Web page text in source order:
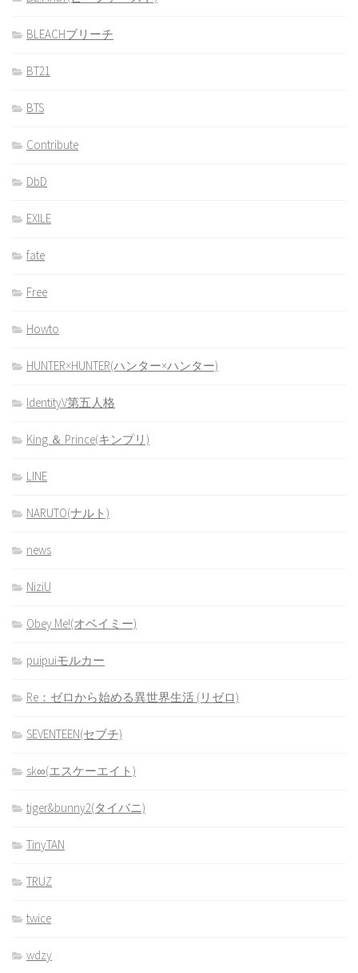
BLEACHブリーチ
BT21
BTS
Contribute
DbD
EXILE
fate
Free
Howto
HUNTER×HUNTER(ハンター×ハンター)
IdentityV第五人格
King ＆ Prince(キンプリ)
LINE
NARUTO(ナルト)
news
NiziU
Obey Me!(オベイミー)
puipuiモルカー
Re：ゼロから始める異世界生活 (リゼロ)
SEVENTEEN(セブチ)
sk∞(エスケーエイト)
tiger&bunny2(タイバニ)
TinyTAN
TRUZ
twice
wdzy